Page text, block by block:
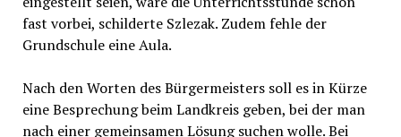
fast vorbei, schilderte Szlezak. Zudem fehle der
Grundschule eine Aula.
Nach den Worten des Bürgermeisters soll es in Kürze
eine Besprechung beim Landkreis geben, bei der man
nach einer gemeinsamen Lösung suchen wolle. Bei